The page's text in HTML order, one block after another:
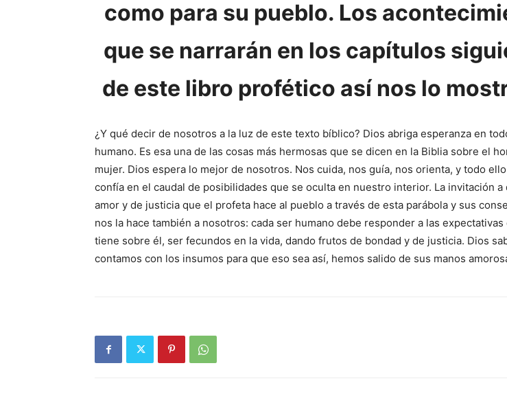
como para su pueblo. Los
que se narrarán en los capítulos
de este libro profético así nos lo
¿Y qué decir de nosotros a la luz de este texto bíblico? Dios abriga esperanza en
humano. Es esa una de las cosas más hermosas que se dicen en la Biblia sobre el
mujer. Dios espera lo mejor de nosotros. Nos cuida, nos guía, nos orienta, y todo
confía en el caudal de posibilidades que se oculta en nuestro interior. La invitación a
amor y de justicia que el profeta hace al pueblo a través de esta parábola y sus
nos la hace también a nosotros: cada ser humano debe responder a las expectativas
tiene sobre él, ser fecundos en la vida, dando frutos de bondad y de justicia. Dios
contamos con los insumos para que eso sea así, hemos salido de sus manos